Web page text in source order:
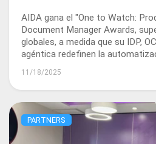
AIDA gana el "One to Watch:
Document Manager Awards,
globales, a medida que su IDP,
agéntica redefinen la
11/18/2025
PARTNERS